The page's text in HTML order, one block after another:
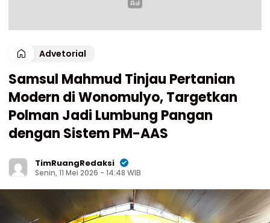
Advetorial
Samsul Mahmud Tinjau Pertanian
Modern di Wonomulyo, Targetkan
Polman Jadi Lumbung Pangan
dengan Sistem PM-AAS
TimRuangRedaksi
Senin, 11 Mei 2026 - 14:48 WIB